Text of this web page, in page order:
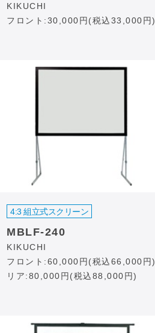
KIKUCHI
フロント:30,000円(税込33,000円)
4:3 組立式スクリーン
MBLF-240
KIKUCHI
フロント:60,000円(税込66,000円)
リア:80,000円(税込88,000円)